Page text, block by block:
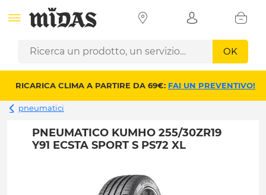
OK
RICARICA CLIMA A PARTIRE DA 69€: FAI UN PREVENTIVO!
pneumatici
PNEUMATICO KUMHO 255/30ZR19
Y91 ECSTA SPORT S PS72 XL